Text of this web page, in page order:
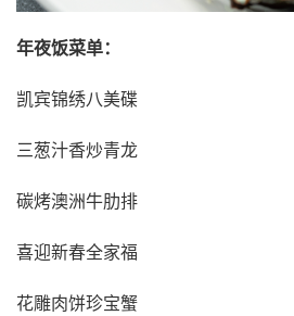
年夜饭菜单：
凯宾锦绣八美碟
三葱汁香炒青龙
碳烤澳洲牛肋排
喜迎新春全家福
花雕肉饼珍宝蟹